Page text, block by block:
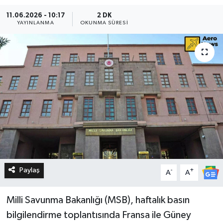
11.06.2026 - 10:17
YAYINLANMA
2 DK
OKUNMA SÜRESI
Paylaş A- A+
Milli Savunma Bakanlığı (MSB), haftalık basın
bilgilendirme toplantısında Fransa ile Güney